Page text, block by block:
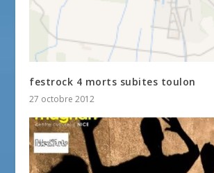
festrock 4 morts subites toulon
27 octobre 2012